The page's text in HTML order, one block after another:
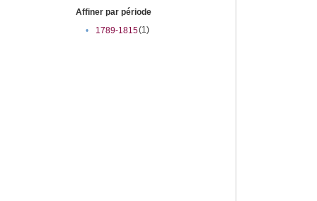
Affiner par période
•
1789-1815(1)